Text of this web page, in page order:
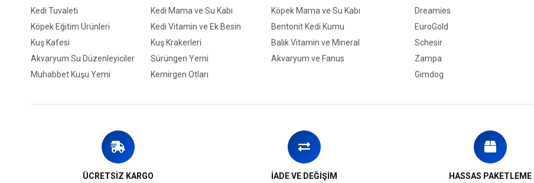
Kedi Tuvaleti
Kedi Mama ve Su Kabı
Köpek Mama ve Su Kabı
Köpek Eğitim Ürünleri
Kedi Vitamin ve Ek Besin
Bentonit Kedi Kumu
Kuş Kafesi
Kuş Krakerleri
Balık Vitamin ve Mineral
Akvaryum Su Düzenleyiciler
Sürüngen Yemi
Akvaryum ve Fanus
Muhabbet Kuşu Yemi
Kemirgen Otları
Dreamies
EuroGold
Schesir
Zampa
Gimdog
ÜCRETSİZ KARGO İADE VE DEĞİŞİM HASSAS PAKETLEME